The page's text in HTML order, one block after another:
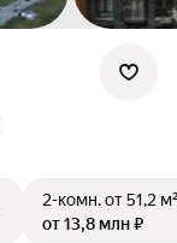
2-комн.от 51,2
от 13,8 млн ₽